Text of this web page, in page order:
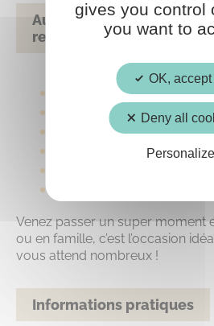
Au programme, des
remporter
Robot de cuisine,
Places pour Disneyland
Robot aspirateur,
Venez passer un super moment
ou en famille, c’est l’occasion
vous attend nombreux !
Informations pratiques
gives you control
you want to
OK, accept
Deny all
Personalize